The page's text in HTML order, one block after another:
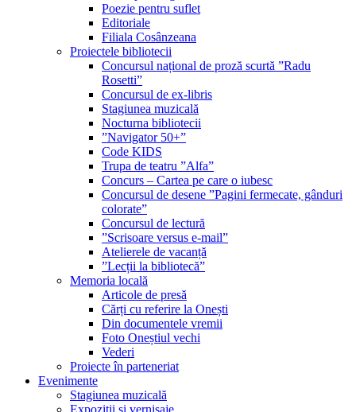
Poezie pentru suflet
Editoriale
Filiala Cosânzeana
Proiectele bibliotecii
Concursul național de proză scurtă ”Radu
Rosetti”
Concursul de ex-libris
Stagiunea muzicală
Nocturna bibliotecii
”Navigator 50+”
Code KIDS
Trupa de teatru ”Alfa”
Concurs – Cartea pe care o iubesc
Concursul de desene ”Pagini fermecate, gânduri
colorate”
Concursul de lectură
”Scrisoare versus e-mail”
Atelierele de vacanță
”Lecții la bibliotecă”
Memoria locală
Articole de presă
Cărți cu referire la Onești
Din documentele vremii
Foto Oneștiul vechi
Vederi
Proiecte în parteneriat
Evenimente
Stagiunea muzicală
Expoziții și vernisaje